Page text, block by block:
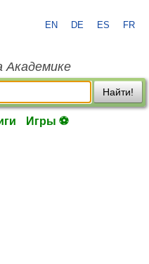
EN DE ES FR
Академике
Найти!
Игры ⚽